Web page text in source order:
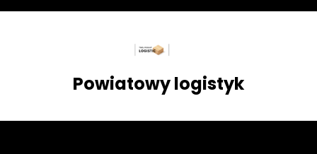
Skip
Powiatowy logistyk